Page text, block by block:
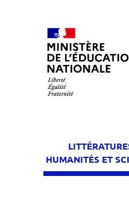
HUMANITÉS ET